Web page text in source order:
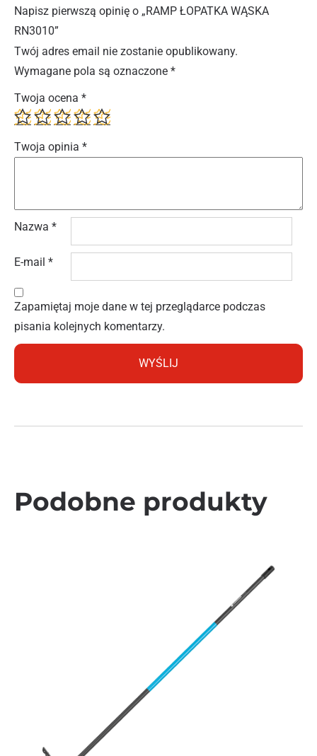
Napisz pierwszą opinię o „RAMP ŁOPATKA WĄSKA
RN3010”
Twój adres email nie zostanie opublikowany.
Wymagane pola są oznaczone *
Twoja ocena *
Twoja opinia *
Nazwa *
E-mail *
Zapamiętaj moje dane w tej przeglądarce podczas
pisania kolejnych komentarzy.
Podobne produkty